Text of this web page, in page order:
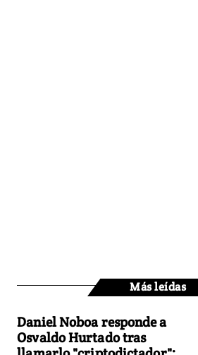
Más leídas
Daniel Noboa responde a
Osvaldo Hurtado tras